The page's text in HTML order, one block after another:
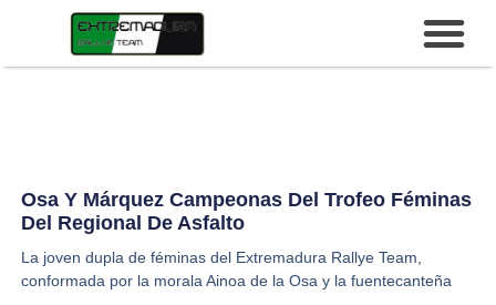
Osa Y Márquez Campeonas Del Trofeo Féminas
Del Regional De Asfalto
La joven dupla de féminas del Extremadura Rallye Team,
conformada por la morala Ainoa de la Osa y la fuentecanteña